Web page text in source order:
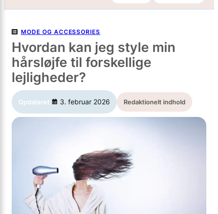
MODE OG ACCESSORIES
Hvordan kan jeg style min
hårsløjfe til forskellige
lejligheder?
Opdateret: 3. februar 2026 Redaktionelt indhold